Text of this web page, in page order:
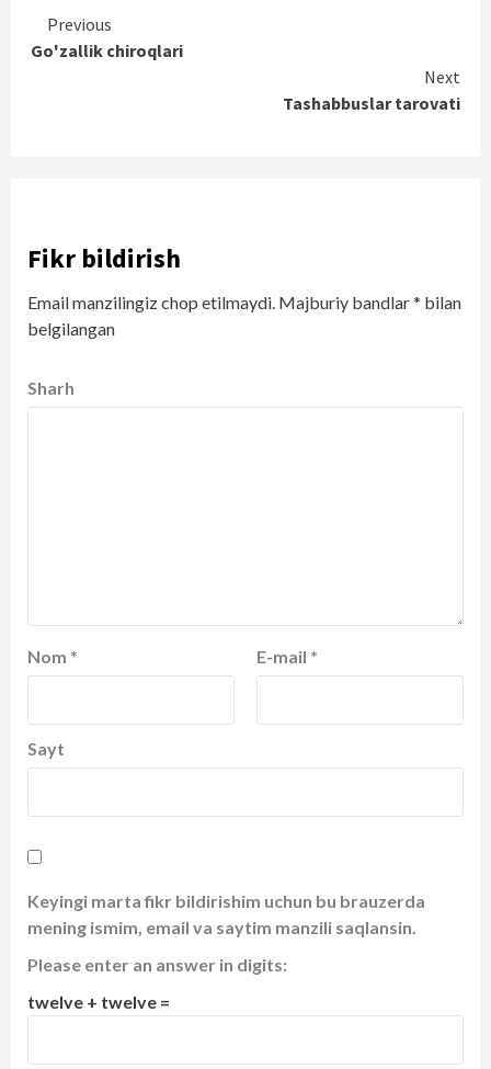
Continue
Reading
Previous
Go'zallik chiroqlari
Next
Tashabbuslar tarovati
Fikr bildirish
Email manzilingiz chop etilmaydi. Majburiy bandlar* bilan
belgilangan
Sharh
Nom * E-mail *
Sayt
Keyingi marta fikr bildirishim uchun bu brauzerda
mening ismim, email va saytim manzili saqlansin.
Please enter an answer in digits:
twelve + twelve =